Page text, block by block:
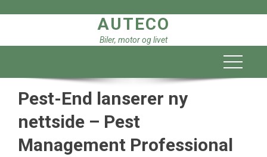
AUTECO
Biler, motor og livet
Pest-End lanserer ny
nettside – Pest
Management Professional